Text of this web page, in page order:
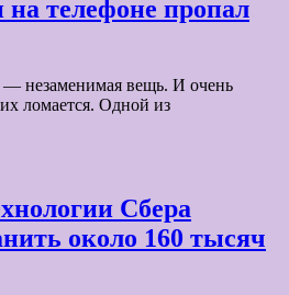
на телефоне пропал
незаменимая вещь. И очень
ломается. Одной из
Сбера
около 160 тысяч